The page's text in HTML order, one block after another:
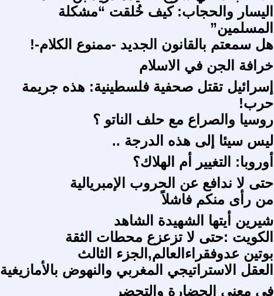
اليسار والحجاب: كيف خُلقت “مشكلة
المسلمين”
هل سمعتم بالقانون الجديد -ممنوع الكلام-!
خرافة الجن في الاسلام
إسرائيل تقتل صحفية فلسطينية: هذه جريمة
حرب!
روسيا والصراع مع حلف الناتو ؟
ليس سيئا إلى هذه الدرجة ..
أوروبا: التغيير أم الهلاك؟
حتى لا ندافع عن الحروب الإمبريالية
من رأى منكم فاشلاً
شيرين أيتها الشهيدة الشاهد
الكويت :حتى لا تزعزع محطات الثقة
بوتين عدوفقراءالعالم,الجزء الثالث
العقل الاستراتيجي المغربي والنهوض بالأمازيغية
في معنى الحضارة والتحضر